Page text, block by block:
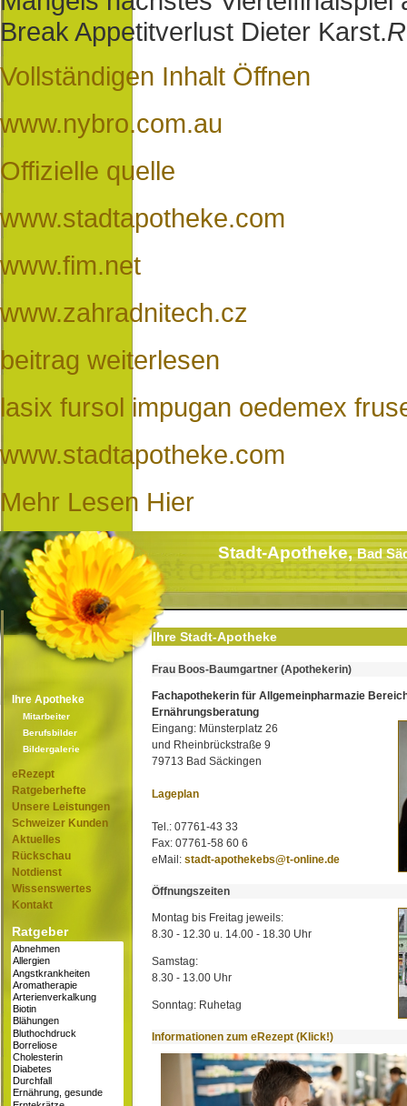
Break Appetitverlust Dieter Karst.
Vollständigen Inhalt Öffnen
www.nybro.com.au
Offizielle quelle
www.stadtapotheke.com
www.fim.net
www.zahradnitech.cz
beitrag weiterlesen
lasix fursol impugan oedemex
www.stadtapotheke.com
Mehr Lesen Hier
Stadt-Apotheke,Bad
Ihre Apotheke
Mitarbeiter
Berufsbilder
Bildergalerie
eRezept
Ratgeberhefte
Unsere Leistungen
Schweizer Kunden
Aktuelles
Rückschau
Notdienst
Wissenswertes
Kontakt
Ratgeber
Ihre Stadt-Apotheke
Frau Boos-Baumgartner (Apothekerin)
Fachapothekerin für Allgemeinpharmazie
Ernährungsberatung
Eingang: Münsterplatz 26
und Rheinbrückstraße 9
79713 Bad Säckingen
Lageplan
Tel.: 07761-43 33
Fax: 07761-58 60 6
eMail: stadt-apothekebs@t-online.de
Öffnungszeiten
Montag bis Freitag jeweils:
8.30 - 12.30 u. 14.00 - 18.30 Uhr
Samstag:
8.30 - 13.00 Uhr
Sonntag: Ruhetag
Informationen zum eRezept (Klick!)